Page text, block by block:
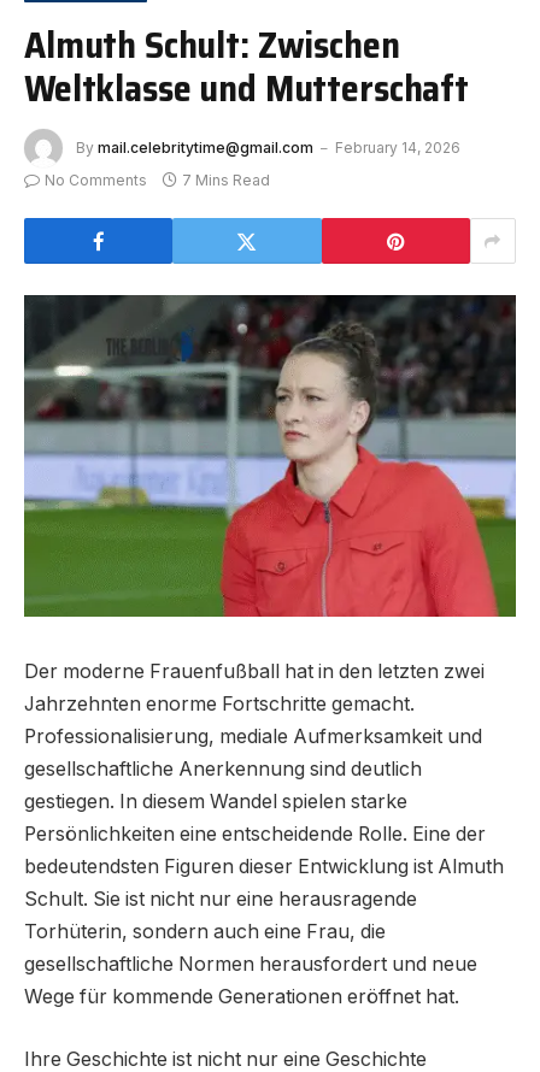
Almuth Schult: Zwischen
Weltklasse und Mutterschaft
By mail.celebritytime@gmail.com
February 14, 2026
No Comments
7 Mins Read
Der moderne Frauenfußball hat in den letzten zwei
Jahrzehnten enorme Fortschritte gemacht.
Professionalisierung, mediale Aufmerksamkeit und
gesellschaftliche Anerkennung sind deutlich
gestiegen. In diesem Wandel spielen starke
Persönlichkeiten eine entscheidende Rolle. Eine der
bedeutendsten Figuren dieser Entwicklung ist Almuth
Schult. Sie ist nicht nur eine herausragende
Torhüterin, sondern auch eine Frau, die
gesellschaftliche Normen herausfordert und neue
Wege für kommende Generationen eröffnet hat.
Ihre Geschichte ist nicht nur eine Geschichte